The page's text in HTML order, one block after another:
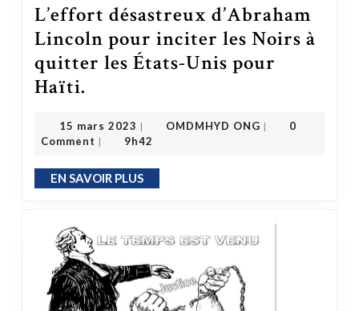
L’effort désastreux d’Abraham
Lincoln pour inciter les Noirs à
quitter les États-Unis pour
Haïti.
15 mars 2023 | OMDMHYD ONG |
0
Comment | 9h42
EN SAVOIR PLUSEN SAVOIR PLUS